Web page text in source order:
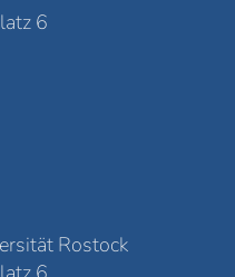
6
Rostock